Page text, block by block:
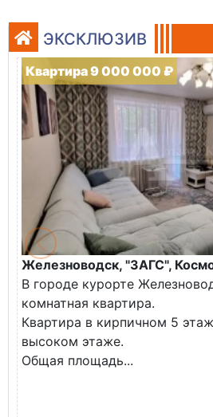
ЭКСКЛЮЗИВ
Квартира 9 000 000 ₽
Железноводск, "ЗАГС",
В городе курорте
комнатная квартира.
Квартира в кирпичном 5
высоком этаже.
Общая площадь...